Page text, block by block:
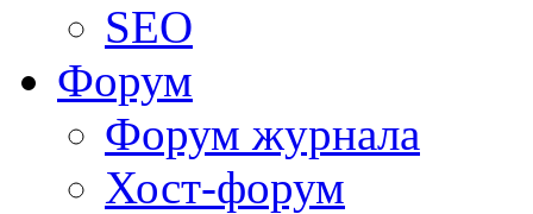
SEO
Форум
Форум журнала
Хост-форум